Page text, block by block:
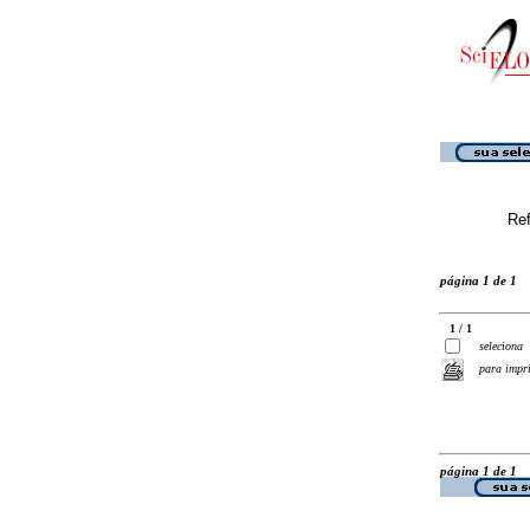
página 1 de 1
1 / 1
seleciona
para
página 1 de 1